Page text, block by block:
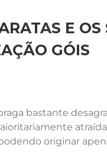
E OS
GÓIS
bastante
originar